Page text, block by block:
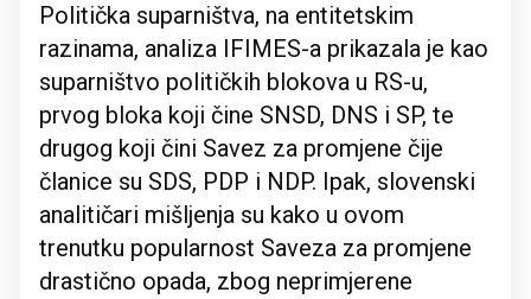
Politička suparništva, na entitetskim
razinama, analiza IFIMES-a prikazala je kao
suparništvo političkih blokova u RS-u,
prvog bloka koji čine SNSD, DNS i SP, te
drugog koji čini Savez za promjene čije
članice su SDS, PDP i NDP. Ipak, slovenski
analitičari mišljenja su kako u ovom
trenutku popularnost Saveza za promjene
drastično opada, zbog neprimjerene